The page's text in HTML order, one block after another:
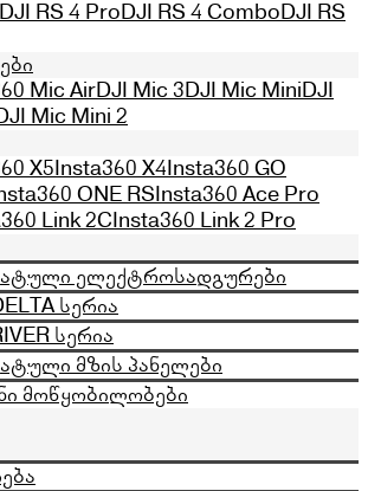
DJI RS 4 ProDJI RS 4 ComboDJI RS
Mic AirDJI Mic 3DJI Mic MiniDJI
Mic Mini 2
X5Insta360 X4Insta360 GO
ONE RSInsta360 Ace Pro
Link 2CInsta360 Link 2 Pro
ელექტროსადგურები
სერია
სერია
მზის პანელები
მოწყობილობები